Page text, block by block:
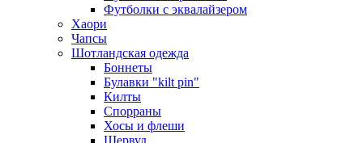
Футболки с эквалайзером
Хаори
Чапсы
Шотландская одежда
Боннеты
Булавки "kilt pin"
Килты
Спорраны
Хосы и флеши
Шервуд